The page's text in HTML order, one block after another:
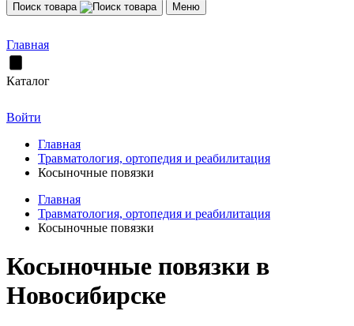
Поиск товара Меню
Главная
Каталог
Войти
Главная
Травматология, ортопедия и реабилитация
Косыночные повязки
Главная
Травматология, ортопедия и реабилитация
Косыночные повязки
Косыночные повязки в
Новосибирске